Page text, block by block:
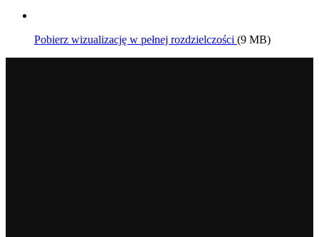
Pobierz wizualizację w pełnej rozdzielczości (9 MB)